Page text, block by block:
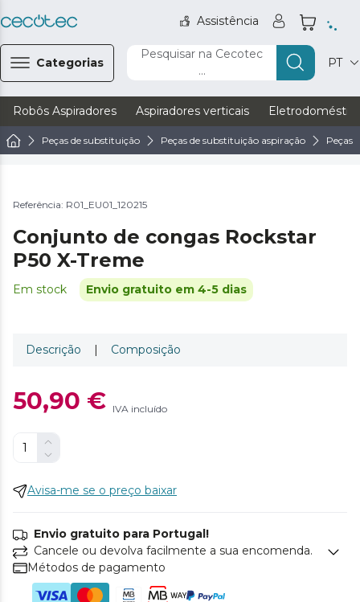
Assistência
Categorias
Pesquisar na Cecotec
...
PT
Robôs Aspiradores Aspiradores verticais
Peças de substituição Peças de substituição aspiração Peças
Referência: R01_EU01_120215
Conjunto de congas Rockstar
P50 X-Treme
Em stock Envio gratuito em 4-5 dias
Descrição | Composição
50,90 € IVA incluído
Avisa-me se o preço baixar
Envio gratuito para Portugal!
Cancele ou devolva facilmente a sua encomenda.
Métodos de pagamento